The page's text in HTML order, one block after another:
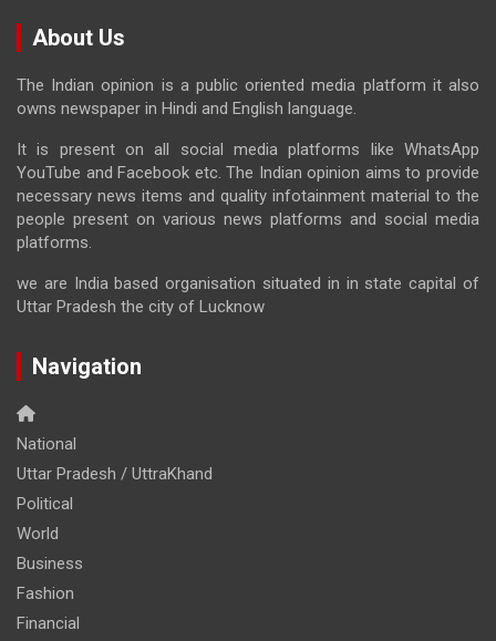
About Us
The Indian opinion is a public oriented media platform it also
owns newspaper in Hindi and English language.
It is present on all social media platforms like WhatsApp
YouTube and Facebook etc. The Indian opinion aims to provide
necessary news items and quality infotainment material to the
people present on various news platforms and social media
platforms.
we are India based organisation situated in in state capital of
Uttar Pradesh the city of Lucknow
Navigation
National
Uttar Pradesh / UttraKhand
Political
World
Business
Fashion
Financial